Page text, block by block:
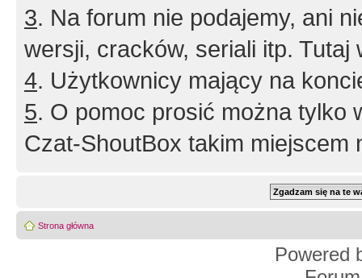
3. Na forum nie podajemy, ani
wersji, cracków, seriali itp. Tutaj
4. Użytkownicy mający na
5. O pomoc prosić można tylko
Czat-ShoutBox takim miejscem
Strona główna
Powered